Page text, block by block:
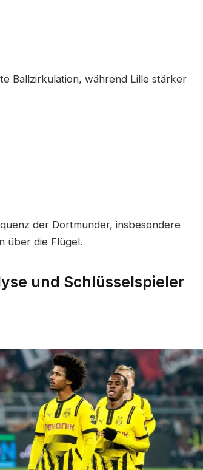
Ballzirkulation, während Lille stärker
der Dortmunder, insbesondere
über die Flügel.
und Schlüsselspieler